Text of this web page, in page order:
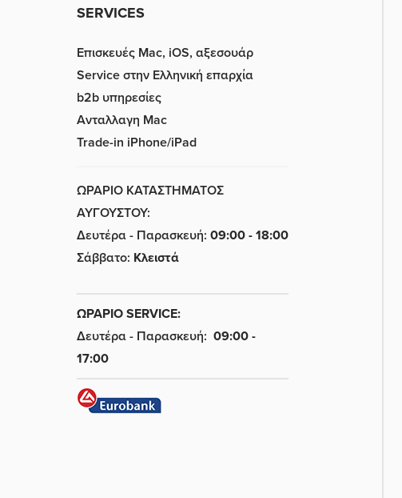
SERVICES
Επισκευές Mac, iOS, αξεσουάρ
Service στην Eλληνική επαρχία
b2b υπηρεσίες
Ανταλλαγη Mac
Trade-in iPhone/iPad
ΩΡΑΡΙΟ ΚΑΤΑΣΤΗΜΑΤΟΣ
ΑΥΓΟΥΣΤΟΥ:
Δευτέρα - Παρασκευή: 09:00 - 18:00
Σάββατο: Κλειστά
ΩΡΑΡΙΟ SERVICE:
Δευτέρα - Παρασκευή: 09:00 -
17:00